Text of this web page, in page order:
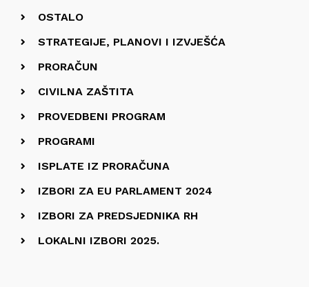
OSTALO
STRATEGIJE, PLANOVI I IZVJEŠĆA
PRORAČUN
CIVILNA ZAŠTITA
PROVEDBENI PROGRAM
PROGRAMI
ISPLATE IZ PRORAČUNA
IZBORI ZA EU PARLAMENT 2024
IZBORI ZA PREDSJEDNIKA RH
LOKALNI IZBORI 2025.